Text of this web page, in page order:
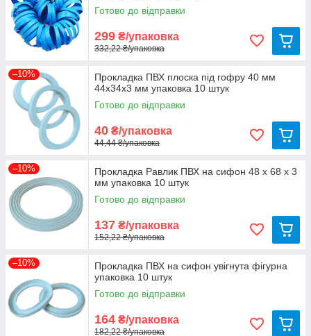
Готово до відправки
299 ₴/упаковка
332,22 ₴/упаковка
–10%
Прокладка ПВХ плоска під гофру 40 мм
44х34х3 мм упаковка 10 штук
Готово до відправки
40 ₴/упаковка
44,44 ₴/упаковка
–10%
Прокладка Равлик ПВХ на сифон 48 х 68 х 3
мм упаковка 10 штук
Готово до відправки
137 ₴/упаковка
152,22 ₴/упаковка
–10%
Прокладка ПВХ на сифон увігнута фігурна
упаковка 10 штук
Готово до відправки
164 ₴/упаковка
182,22 ₴/упаковка